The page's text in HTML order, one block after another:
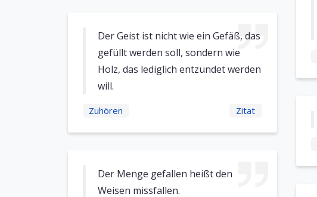
Der Geist ist nicht wie ein Gefäß, das
gefüllt werden soll, sondern wie
Holz, das lediglich entzündet werden
will.
Zuhören Zitat
Der Menge gefallen heißt den
Weisen missfallen.